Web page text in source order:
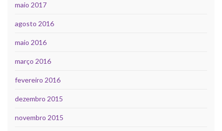
maio 2017
agosto 2016
maio 2016
março 2016
fevereiro 2016
dezembro 2015
novembro 2015